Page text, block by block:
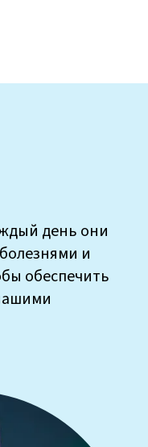
день они
и
обеспечить